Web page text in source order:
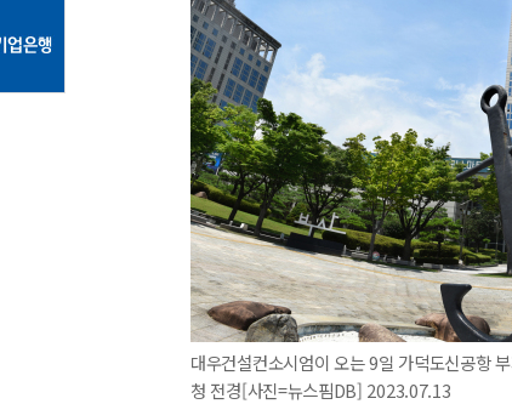
대우건설컨소시엄이 오는 9일 가덕도신공항
청 전경[사진=뉴스핌DB] 2023.07.13